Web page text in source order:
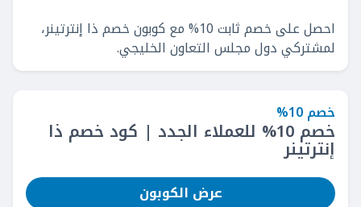
احصل على خصم ثابت 10% مع كوبون خصم ذا إنترتينر،
لمشتركي دول مجلس التعاون الخليجي.
خصم 10%
خصم 10% للعملاء الجدد | كود خصم ذا
إنترتينر
عرض الكوبون